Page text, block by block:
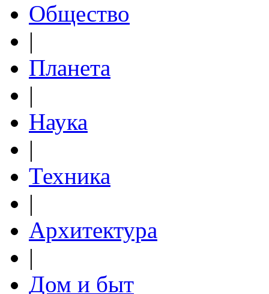
Общество
|
Планета
|
Наука
|
Техника
|
Архитектура
|
Дом и быт